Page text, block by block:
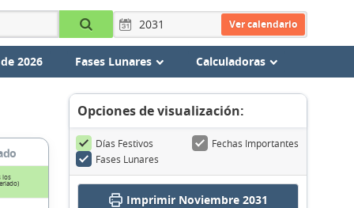
Ver calendario
2026 Fases Lunares Calculadoras
los
Opciones de visualización:
Días Festivos
Fechas Importantes
Fases Lunares
Imprimir Noviembre 2031